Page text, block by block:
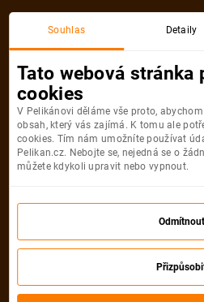
Akční
Litujeme, akční
není
Vybrat jinou
Souhlas Detaily
Tato webová stránka
cookies
V Pelikánovi děláme vše proto,
obsah, který vás zajímá. K tomu ale
cookies. Tím nám umožníte používat
Pelikan.cz. Nebojte se, nejedná se o
můžete kdykoli upravit nebo vypnout.
Odmítnout